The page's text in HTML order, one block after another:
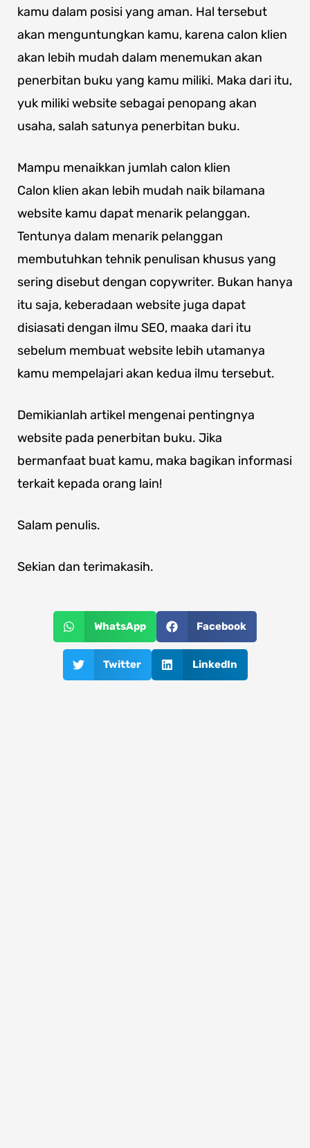
kamu dalam posisi yang aman. Hal tersebut
akan menguntungkan kamu, karena calon klien
akan lebih mudah dalam menemukan akan
penerbitan buku yang kamu miliki. Maka dari itu,
yuk miliki website sebagai penopang akan
usaha, salah satunya penerbitan buku.
Mampu menaikkan jumlah calon klien
Calon klien akan lebih mudah naik bilamana
website kamu dapat menarik pelanggan.
Tentunya dalam menarik pelanggan
membutuhkan tehnik penulisan khusus yang
sering disebut dengan copywriter. Bukan hanya
itu saja, keberadaan website juga dapat
disiasati dengan ilmu SEO, maaka dari itu
sebelum membuat website lebih utamanya
kamu mempelajari akan kedua ilmu tersebut.
Demikianlah artikel mengenai pentingnya
website pada penerbitan buku. Jika
bermanfaat buat kamu, maka bagikan informasi
terkait kepada orang lain!
Salam penulis.
Sekian dan terimakasih.
WhatsApp Facebook
Twitter LinkedIn